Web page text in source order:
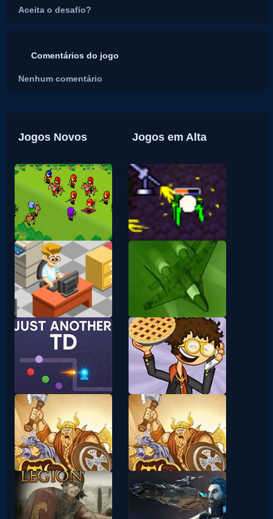
Aceita o desafio?
Comentários do jogo
Nenhum comentário
Jogos Novos Jogos em Alta